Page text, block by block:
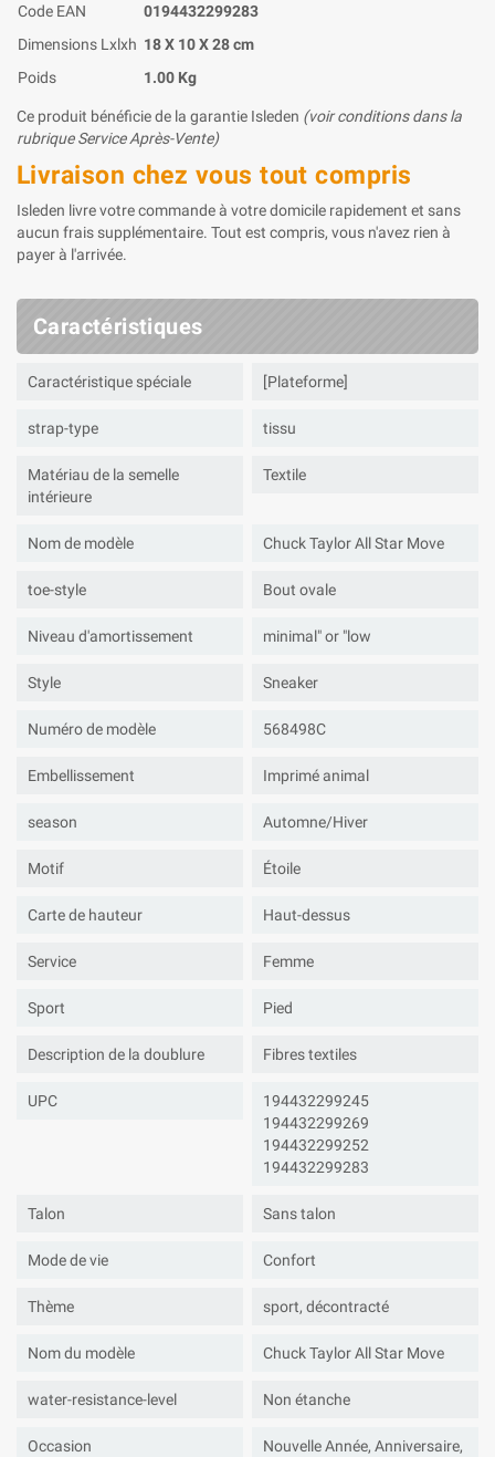
Code EAN
0194432299283
Dimensions Lxlxh 18 X 10 X 28 cm
Poids
1.00 Kg
Ce produit bénéficie de la garantie Isleden (voir conditions dans la
rubrique Service Après-Vente)
Livraison chez vous tout compris
Isleden livre votre commande à votre domicile rapidement et sans
aucun frais supplémentaire. Tout est compris, vous n'avez rien à
payer à l'arrivée.
Caractéristiques
Caractéristique spéciale [Plateforme]
strap-type tissu
Matériau de la semelle
intérieure
Textile
Nom de modèle Chuck Taylor All Star Move
toe-style Bout ovale
Niveau d'amortissement minimal" or "low
Style Sneaker
Numéro de modèle 568498C
Embellissement Imprimé animal
season Automne/Hiver
Motif Étoile
Carte de hauteur Haut-dessus
Service Femme
Sport Pied
Description de la doublure Fibres textiles
UPC
194432299245
194432299269
194432299252
194432299283
Talon Sans talon
Mode de vie Confort
Thème sport, décontracté
Nom du modèle Chuck Taylor All Star Move
water-resistance-level Non étanche
Occasion
Nouvelle Année, Anniversaire,